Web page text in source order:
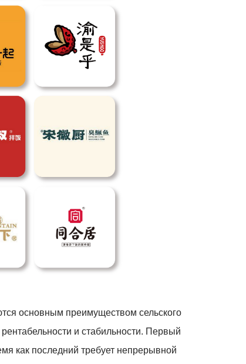
основным преимуществом сельского
и стабильности. Первый
как последний требует непрерывной